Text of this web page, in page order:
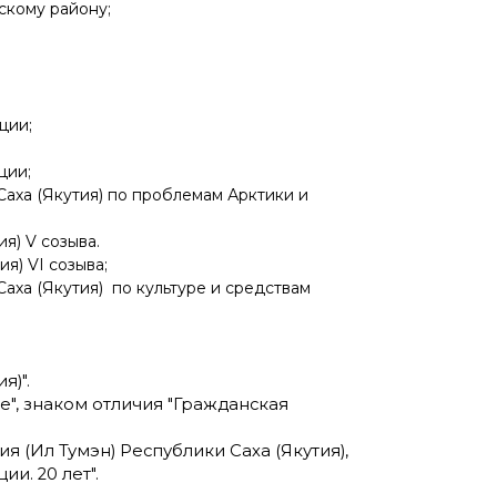
району;
(Якутия) по проблемам Арктики и
V созыва.
VI созыва;
(Якутия) по культуре и средствам
знаком отличия "Гражданская
(Ил Тумэн) Республики Саха (Якутия),
20 лет".